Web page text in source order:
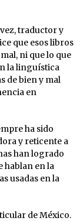
traductor y
que esos libros
ni que lo que
la linguística
de bien y mal
en
ha sido
y reticente a
han logrado
hablan en la
usadas en la
de México.